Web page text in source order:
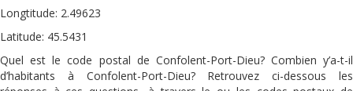
Longtitude: 2.49623
Latitude: 45.5431
Quel est le code postal de Confolent-Port-Dieu? Combien y’a-t-il
d’habitants à Confolent-Port-Dieu? Retrouvez ci-dessous les